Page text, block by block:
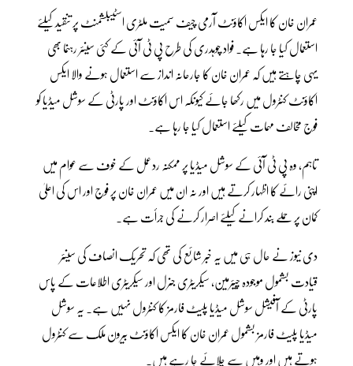
عمران خان کا ایکس اکاؤنٹ آرمی چیف سمیت ملٹری اسٹیبلشمنٹ پر تنقید کیلئے
استعمال کیا جا رہا ہے۔ فواد چوہدری کی طرح پی ٹی آئی کے کئی سینئر رہنما بھی
یہی چاہتے ہیں کہ عمران خان کا جارحانہ انداز سے استعمال ہونے والا ایکس
اکاؤنٹ کنٹرول میں رکھا جائے کیونکہ اس اکاؤنٹ اور پارٹی کے سوشل میڈیا کو
فوج مخالف مہمات کیلئے استعمال کیا جا رہا ہے۔
تاہم، وہ پی ٹی آئی کے سوشل میڈیا پر ممکنہ ردعمل کے خوف سے عوام میں
اپنی رائے کا اظہار کرتے ہیں اور نہ ان میں عمران خان پر فوج اور اس کی اعلیٰ
کمان پر حملے بند کرانے کیلئے اصرار کرنے کی جرأت ہے۔
دی نیوز نے حال ہی میں یہ خبر شائع کی تھی کہ تحریک انصاف کی سینئر
قیادت بشمول موجودہ چیئرمین، سیکریٹری جنرل اور سیکریٹری اطلاعات کے پاس
پارٹی کے آفیشل سوشل میڈیا پلیٹ فارمز کا کنٹرول نہیں ہے۔ یہ سوشل
میڈیا پلیٹ فارمز بشمول عمران خان کا ایکس اکاؤنٹ بیرون ملک سے کنٹرول
ہوتے ہیں اور وہیں سے چلائے جا رہے ہیں۔